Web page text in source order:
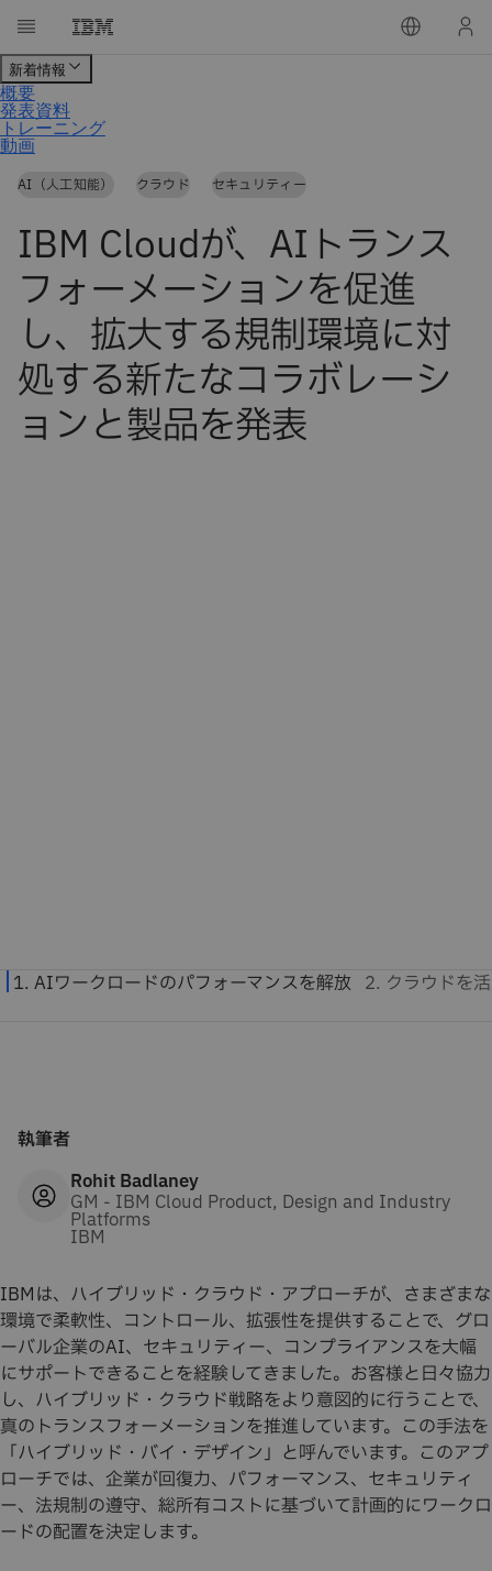
AI（人工知能） クラウド セキュリティー
IBM Cloudが、AIトランス
フォーメーションを促進
し、拡大する規制環境に対
処する新たなコラボレーシ
ョンと製品を発表
執筆者
Rohit Badlaney
GM - IBM Cloud Product, Design and Industry
Platforms
IBM
IBMは、ハイブリッド・クラウド・アプローチが、さまざまな
環境で柔軟性、コントロール、拡張性を提供することで、グロ
ーバル企業のAI、セキュリティー、コンプライアンスを大幅
にサポートできることを経験してきました。お客様と日々協力
し、ハイブリッド・クラウド戦略をより意図的に行うことで、
真のトランスフォーメーションを推進しています。この手法を
「ハイブリッド・バイ・デザイン」と呼んでいます。このアプ
ローチでは、企業が回復力、パフォーマンス、セキュリティ
ー、法規制の遵守、総所有コストに基づいて計画的にワークロ
ードの配置を決定します。